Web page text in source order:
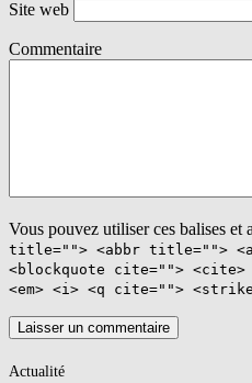
Site web
Commentaire
Vous pouvez utiliser ces balises et
title=""> <abbr title="">
<blockquote cite=""> <cite>
<em> <i> <q cite="">
Actualité